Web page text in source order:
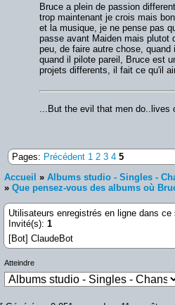
Bruce a plein de passion
trop maintenant je crois mais
et la musique, je ne pense pas
passe avant Maiden mais plutot
peu, de faire autre chose, quand
quand il pilote pareil, Bruce est
projets differents, il fait ce qu'il
...But the evil that men do..lives
Pages: Précédent 1 2 3 4 5
Accueil » Albums studio - Singles -
» Que pensez-vous des albums où
Utilisateurs enregistrés en ligne dans ce
Invité(s): 1
[Bot] ClaudeBot
Atteindre